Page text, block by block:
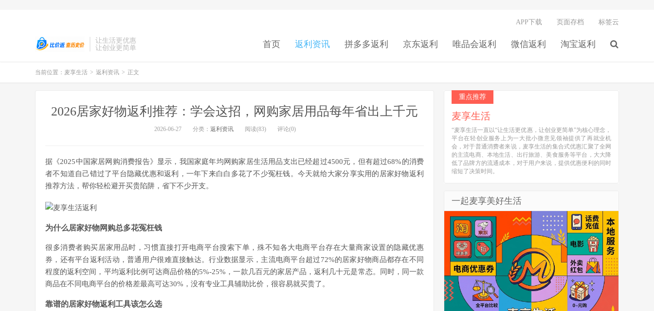
让生活更优惠
让创业更简单
首页 返利资讯 拼多多返利 京东返利 唯品会返利 微信返利 淘宝返利
APP下载 页面存档 标签云
当前位置： 麦享生活 > 返利资讯 > 正文
2026居家好物返利推荐：学会这招，网购家居用品每年省出上千元
2026-06-27 分类： 返利资讯 阅读(83) 评论(0)
据《2025中国家居网购消费报告》显示，我国家庭年均网购家居生活用品支出已经超过4500元，但有超过68%的消费
者不知道自己错过了平台隐藏优惠和返利，一年下来白白多花了不少冤枉钱。今天就给大家分享实用的居家好物返利
推荐方法，帮你轻松避开买贵陷阱，省下不少开支。
为什么居家好物网购总多花冤枉钱
很多消费者购买居家用品时，习惯直接打开电商平台搜索下单，殊不知各大电商平台存在大量商家设置的隐藏优惠
券，还有平台返利活动，普通用户很难直接触达。行业数据显示，主流电商平台超过72%的居家好物商品都存在不同
程度的返利空间，平均返利比例可达商品价格的5%-25%，一款几百元的家居产品，返利几十元是常态。同时，同一款
商品在不同电商平台的价格差最高可达30%，没有专业工具辅助比价，很容易就买贵了。
靠谱的居家好物返利工具该怎么选
重点推荐
麦享生活
“麦享生活一直以“让生活更优惠，让创业更简单”为核心理念，
平台在轻创业服务上为一大批小微意见领袖提供了再就业机
会，对于普通消费者来说，麦享生活的集合式优惠汇聚了全网
的主流电商、本地生活、出行旅游、美食服务等平台，大大降
低了品牌方的流通成本，对于用户来说，提供优惠便利的同时
缩短了决策时间。
一起麦享美好生活